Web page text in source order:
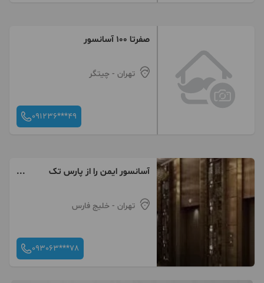
صفرتا ۱۰۰ آسانسور
تهران - چیتگر
091236***49
آسانسور ایمن را از پارس تک
تهران - خلیج فارس
093063***78